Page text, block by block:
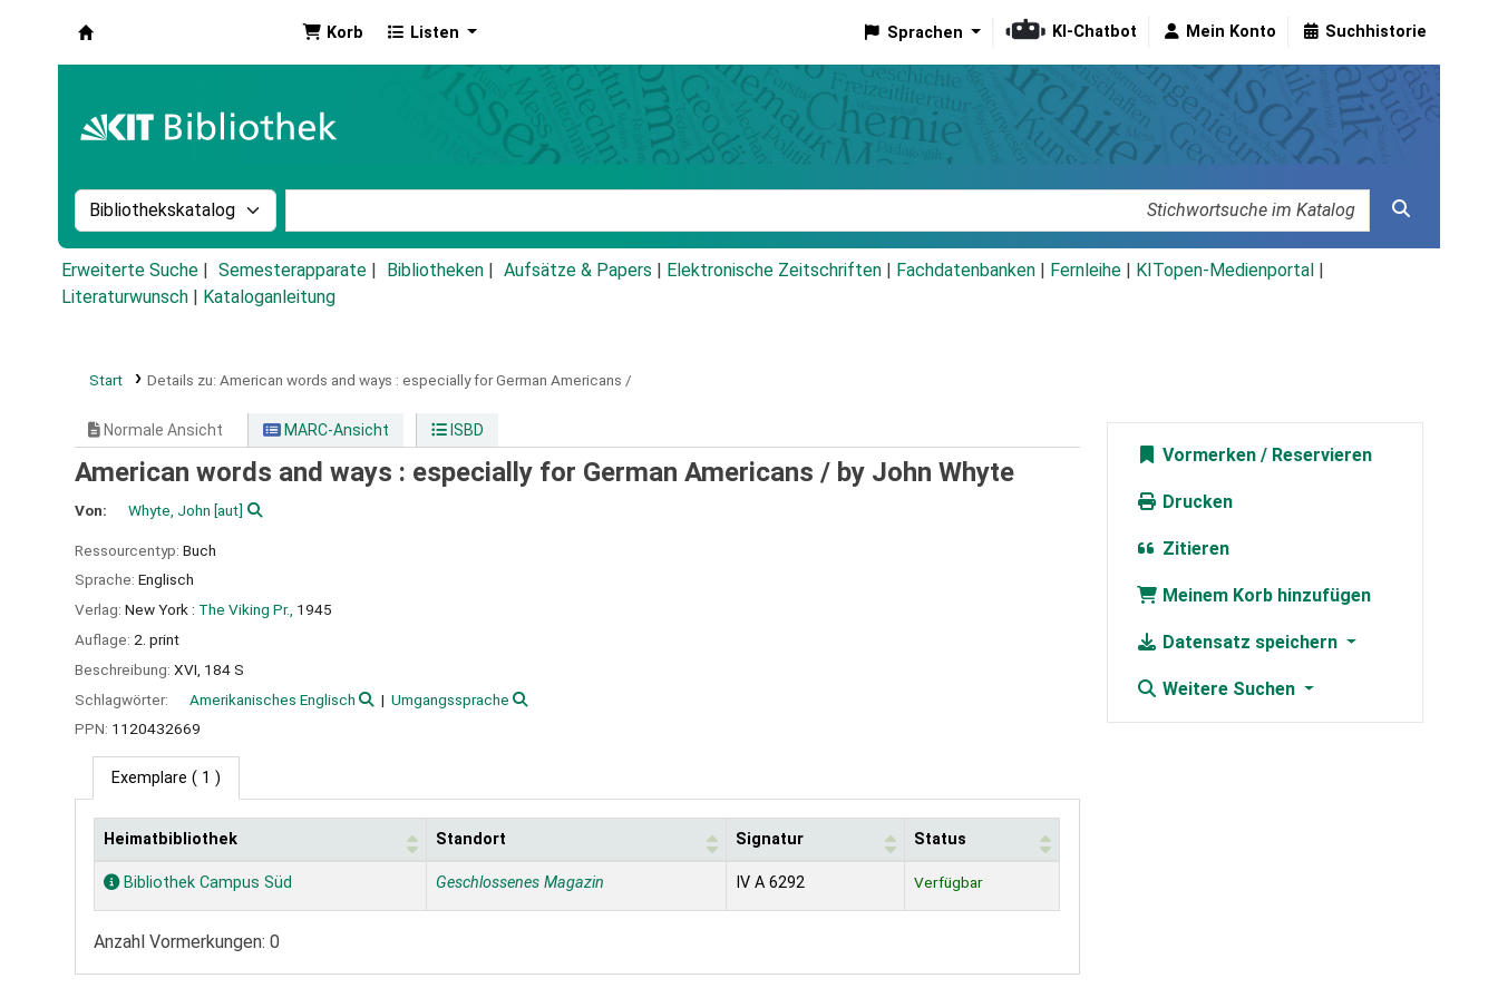
Korb Listen Sprachen KI-Chatbot Mein Konto Suchhistorie
Suche im Katalog nach:
Erweiterte Suche Semesterapparate Bibliotheken Aufsätze & Papers Elektronische Zeitschriften Fachdatenbanken Fernleihe KITopen-Medienportal
Literaturwunsch
Kataloganleitung
Start Details zu: American words and ways : especially for German Americans /
Normale Ansicht MARC-Ansicht ISBD
American words and ways : especially for German Americans / by John Whyte
Von: Whyte, John [aut]
Ressourcentyp: Buch
Sprache: Englisch
Verlag: New York : The Viking Pr., 1945
Auflage: 2. print
Beschreibung: XVI, 184 S
Schlagwörter:
Amerikanisches Englisch
Umgangssprache
PPN: 1120432669
Exemplare ( 1 )
Exemplare
Heimatbibliothek Standort Signatur Status
Bibliothek Campus Süd Geschlossenes Magazin IV A 6292 Verfügbar
Anzahl Vormerkungen: 0
Vormerken
Drucken
Zitieren
Meinem Korb hinzufügen
Datensatz speichern
Weitere Suchen